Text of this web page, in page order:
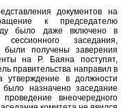
документов на
к председателю
было даже включено в
сессионного заседания,
получены заверения
на Р. Баяна поступят,
правительства направил в
утверждение в должности
назначено заседание
внеочередного